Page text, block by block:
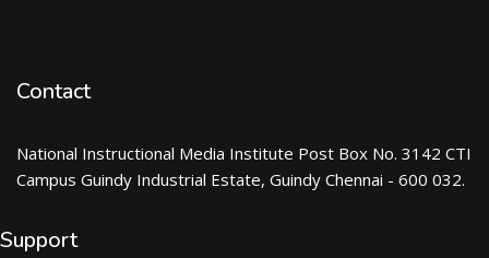
Contact
National Instructional Media Institute Post Box No. 3142 CTI
Campus Guindy Industrial Estate, Guindy Chennai - 600 032.
Support